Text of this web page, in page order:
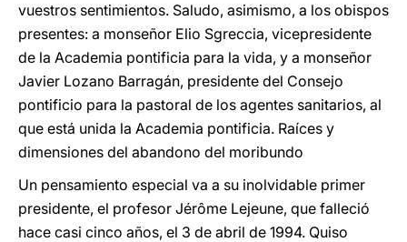
vuestros sentimientos. Saludo, asimismo, a los obispos
presentes: a monseñor Elio Sgreccia, vicepresidente
de la Academia pontificia para la vida, y a monseñor
Javier Lozano Barragán, presidente del Consejo
pontificio para la pastoral de los agentes sanitarios, al
que está unida la Academia pontificia. Raíces y
dimensiones del abandono del moribundo
Un pensamiento especial va a su inolvidable primer
presidente, el profesor Jérôme Lejeune, que falleció
hace casi cinco años, el 3 de abril de 1994. Quiso